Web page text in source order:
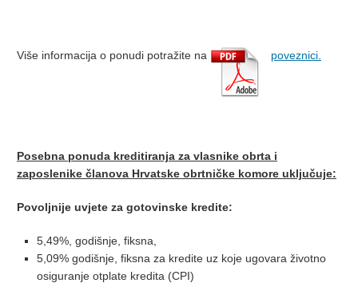
Više informacija o ponudi potražite na poveznici.
Posebna ponuda kreditiranja za vlasnike obrta i
zaposlenike članova Hrvatske obrtničke komore uključuje:
Povoljnije uvjete za gotovinske kredite:
5,49%, godišnje, fiksna,
5,09% godišnje, fiksna za kredite uz koje ugovara životno
osiguranje otplate kredita (CPI)